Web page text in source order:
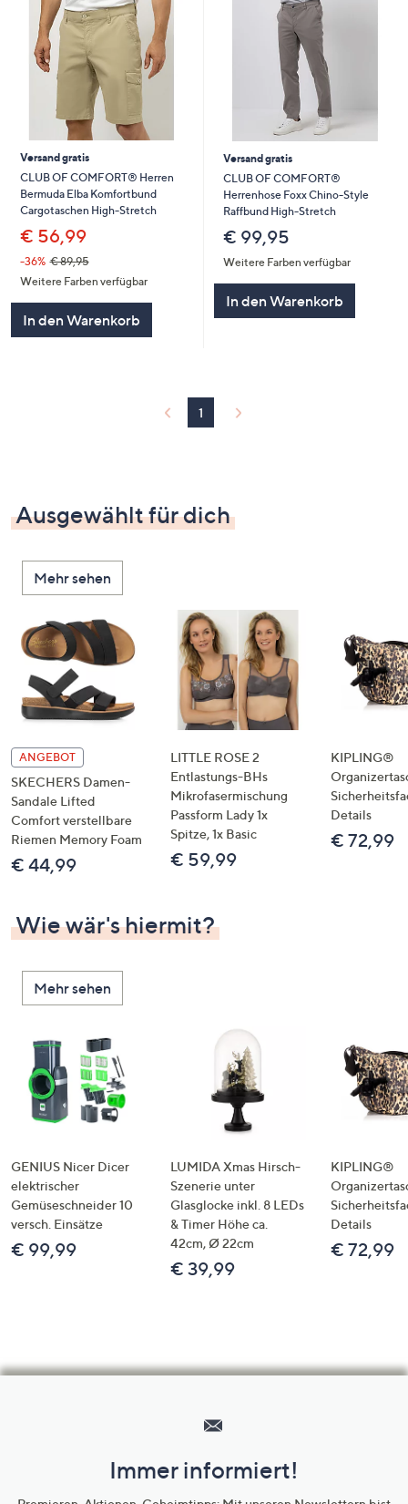
Versand gratis
CLUB OF COMFORT® Herren
Bermuda Elba Komfortbund
Cargotaschen High-Stretch
€ 56,99
-36% € 89,95
Weitere Farben verfügbar
In den Warenkorb
Versand gratis
CLUB OF COMFORT®
Herrenhose Foxx Chino-Style
Raffbund High-Stretch
€ 99,95
Weitere Farben verfügbar
In den Warenkorb
1
Ausgewählt für dich
Mehr sehen
ANGEBOT
SKECHERS Damen-
Sandale Lifted
Comfort verstellbare
Riemen Memory Foam
€ 44,99
LITTLE ROSE 2
Entlastungs-BHs
Mikrofasermischung
Passform Lady 1x
Spitze, 1x Basic
€ 59,99
KIPLING®
Details
€ 72,99
Wie wär's hiermit?
Mehr sehen
GENIUS Nicer Dicer
elektrischer
Gemüseschneider 10
versch. Einsätze
€ 99,99
LUMIDA Xmas Hirsch-
Szenerie unter
Glasglocke inkl. 8 LEDs
& Timer Höhe ca.
42cm, Ø 22cm
€ 39,99
KIPLING®
Details
€ 72,99
Unternehmensinformationen
Immer informiert!